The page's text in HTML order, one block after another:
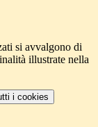
si avvalgono di
illustrate nella
i cookies